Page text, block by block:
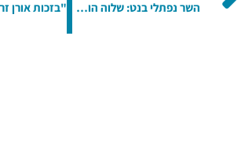
השר נפתלי בנט: שלוה הוא מודל למצויינות בחינוך, שילוב וקבלת השונה